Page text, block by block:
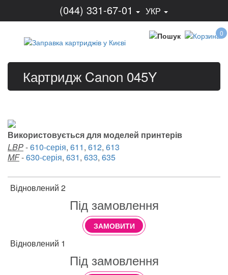
(044) 331-67-01 УКР
0
Картридж Canon 045Y
Використовується для моделей принтерів
LBP-610-серія, 611, 612, 613
MF-630-серія, 631, 633, 635
Відновлений 2
Під замовлення
ЗАМОВИТИ
Відновлений 1
Під замовлення